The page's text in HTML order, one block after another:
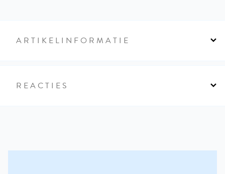
ARTIKELINFORMATIE
REACTIES